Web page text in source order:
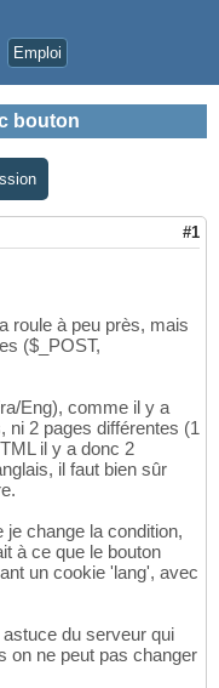
Emploi
bouton
#1
roule à peu près, mais
($_POST,
Eng), comme il y a
ni 2 pages différentes (1
il y a donc 2
il faut bien sûr
je change la condition,
à ce que le bouton
un cookie 'lang', avec
du serveur qui
on ne peut pas changer